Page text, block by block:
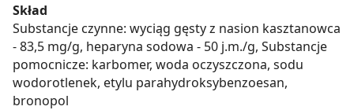
Skład
Substancje czynne: wyciąg gęsty z nasion kasztanowca
- 83,5 mg/g, heparyna sodowa - 50 j.m./g, Substancje
pomocnicze: karbomer, woda oczyszczona, sodu
wodorotlenek, etylu parahydroksybenzoesan,
bronopol